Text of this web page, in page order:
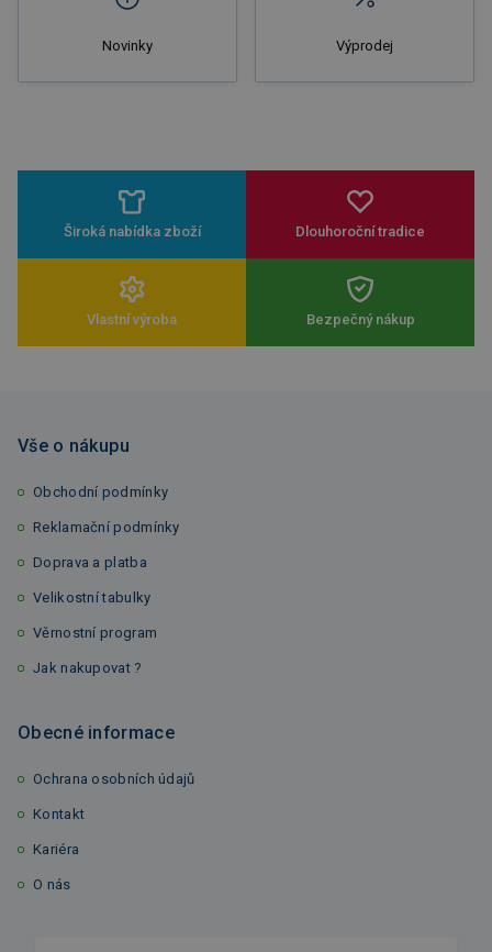
Novinky Výprodej
Široká nabídka zboží Dlouhoroční tradice
Vlastní výroba Bezpečný nákup
Vše o nákupu
Obchodní podmínky
Reklamační podmínky
Doprava a platba
Velikostní tabulky
Věrnostní program
Jak nakupovat ?
Obecné informace
Ochrana osobních údajů
Kontakt
Kariéra
O nás